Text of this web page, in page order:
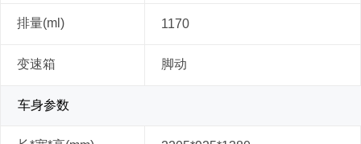
排量(ml) 1170
变速箱 脚动
车身参数